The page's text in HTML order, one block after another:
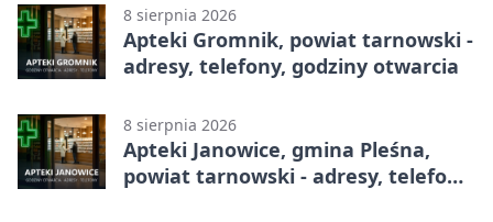
8 sierpnia 2026
Apteki Gromnik, powiat tarnowski -
adresy, telefony, godziny otwarcia
8 sierpnia 2026
Apteki Janowice, gmina Pleśna,
powiat tarnowski - adresy, telefony,